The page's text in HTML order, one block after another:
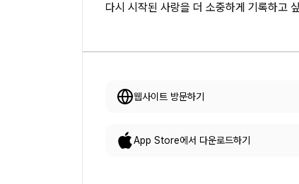
다시 시작된 사랑을 더 소중하게 기록하고
웹사이트 방문하기
App Store에서 다운로드하기